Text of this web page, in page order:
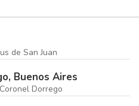
de San Juan
Buenos Aires
Dorrego